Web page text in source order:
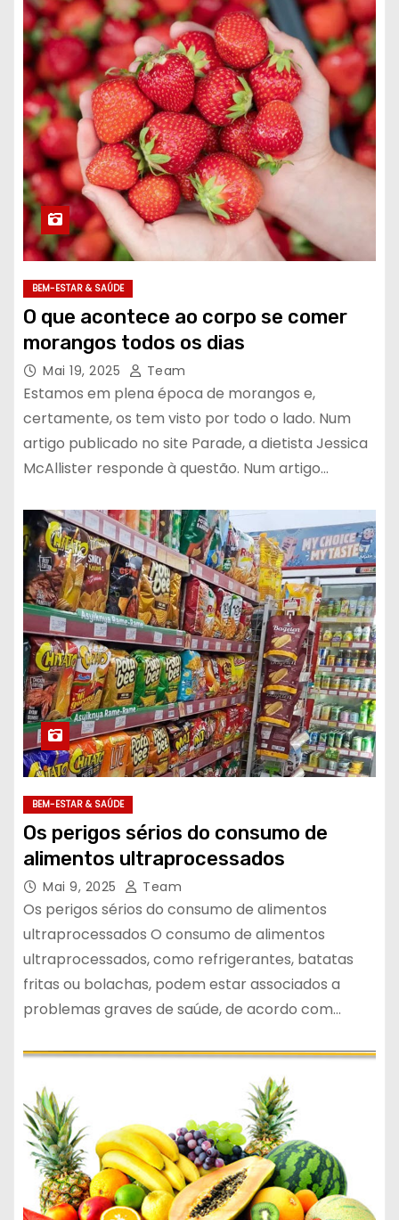
BEM-ESTAR & SAÚDE
O que acontece ao corpo se comer
morangos todos os dias
Mai 19, 2025 Team
Estamos em plena época de morangos e,
certamente, os tem visto por todo o lado. Num
artigo publicado no site Parade, a dietista Jessica
McAllister responde à questão. Num artigo…
BEM-ESTAR & SAÚDE
Os perigos sérios do consumo de
alimentos ultraprocessados
Mai 9, 2025 Team
Os perigos sérios do consumo de alimentos
ultraprocessados O consumo de alimentos
ultraprocessados, como refrigerantes, batatas
fritas ou bolachas, podem estar associados a
problemas graves de saúde, de acordo com…